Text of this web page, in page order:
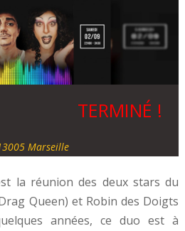
TERMINÉ !
Marseille
la réunion des deux stars du
Queen) et Robin des Doigts
années, ce duo est à